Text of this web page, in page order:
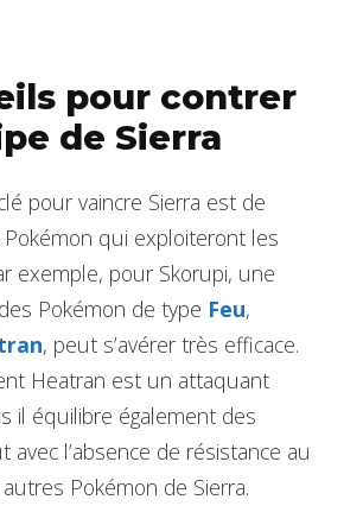
pour contrer
de Sierra
pour vaincre Sierra est de
qui exploiteront les
exemple, pour Skorupi, une
Pokémon de type Feu,
, peut s’avérer très efficace.
Heatran est un attaquant
il équilibre également des
avec l’absence de résistance au
Pokémon de Sierra.